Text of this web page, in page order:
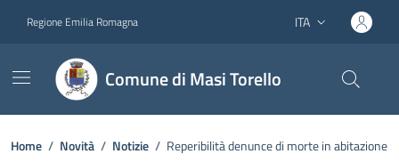
Regione Emilia Romagna Lingua attiva:
ITA
Comune di Masi Torello
Home / Novità / Notizie / Reperibilità denunce di morte in abitazione